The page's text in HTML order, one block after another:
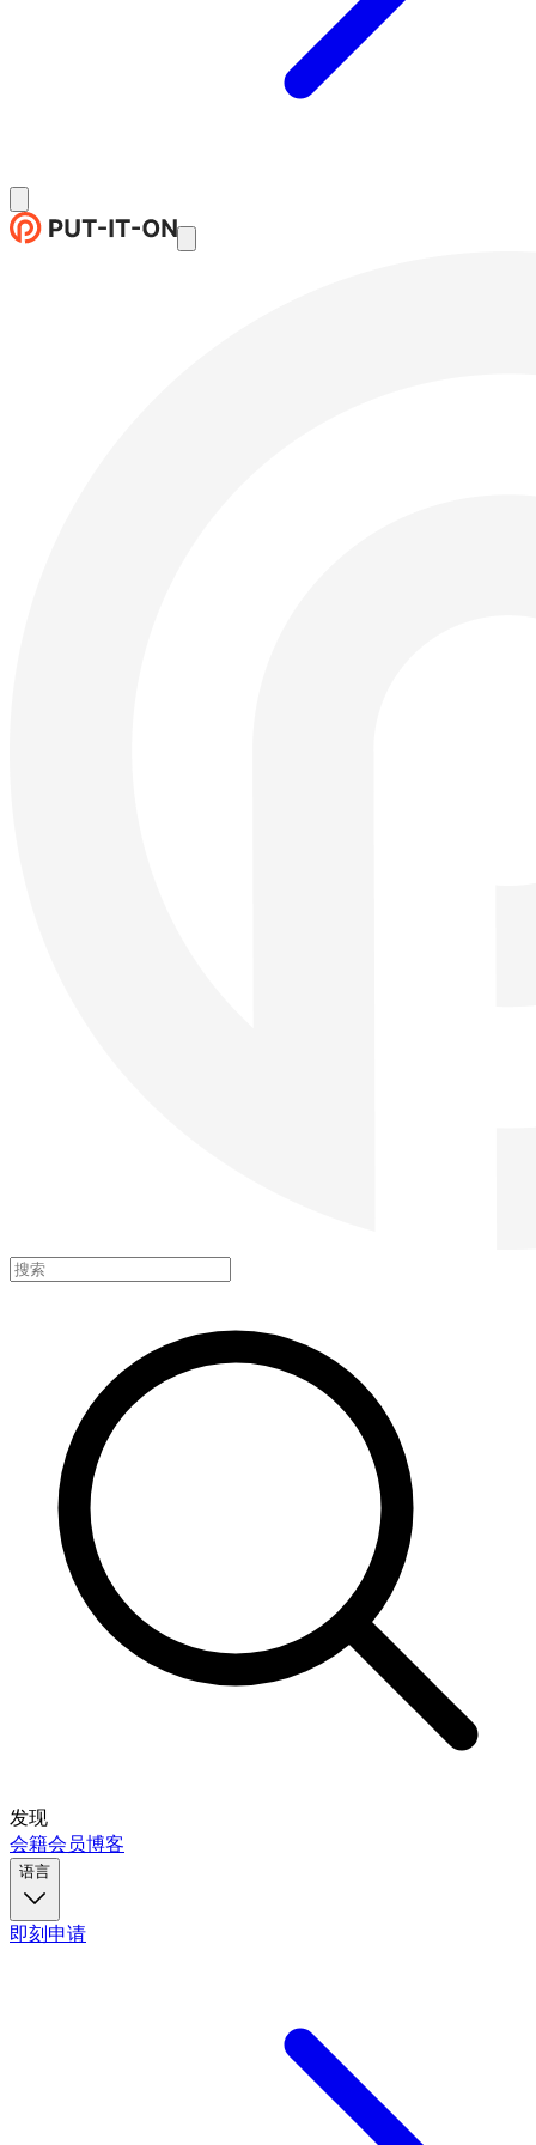
发现
会籍会员博客
语言
即刻申请